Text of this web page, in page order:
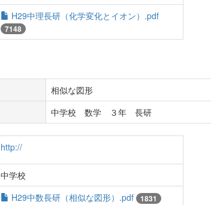
H29中理長研（化学変化とイオン）.pdf
7148
相似な図形
中学校 数学 ３年 長研
http://
中学校
H29中数長研（相似な図形）.pdf 1831